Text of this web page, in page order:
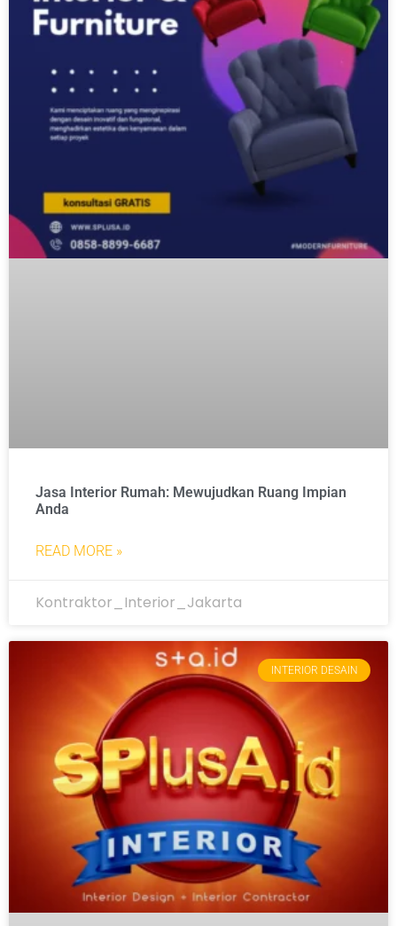
Jasa Interior Rumah: Mewujudkan Ruang Impian
Anda
READ MORE »
Kontraktor_Interior_Jakarta
INTERIOR DESAIN